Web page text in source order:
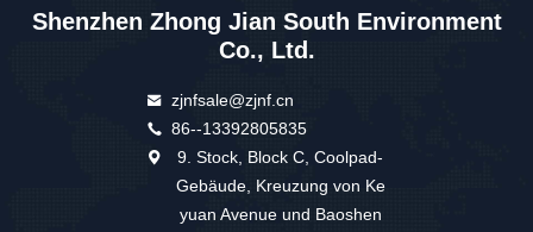
Shenzhen Zhong Jian South Environment
Co., Ltd.
zjnfsale@zjnf.cn
86--13392805835
9. Stock, Block C, Coolpad-
Gebäude, Kreuzung von Ke
yuan Avenue und Baoshen